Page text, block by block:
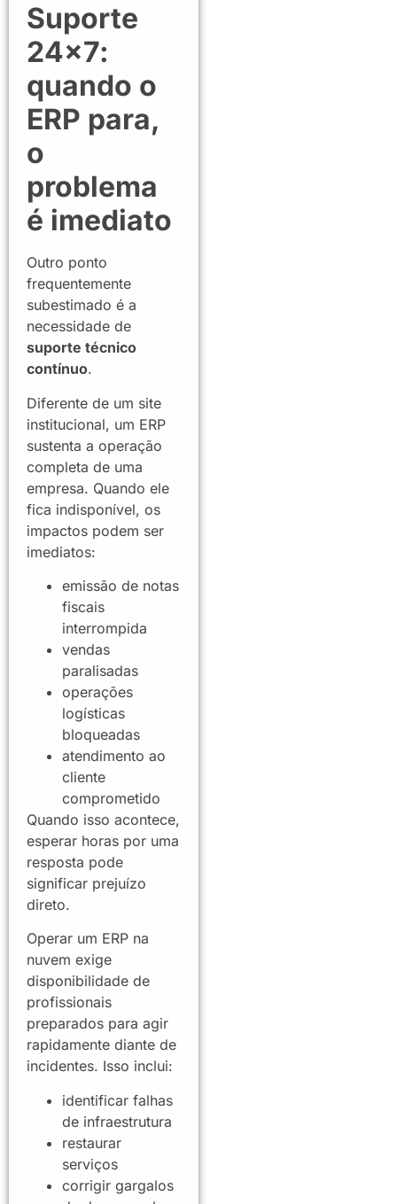
Suporte
24×7:
quando o
ERP para,
o
problema
é imediato
Outro ponto
frequentemente
subestimado é a
necessidade de
suporte técnico
contínuo.
Diferente de um site
institucional, um ERP
sustenta a operação
completa de uma
empresa. Quando ele
fica indisponível, os
impactos podem ser
imediatos:
emissão de notas
fiscais
interrompida
vendas
paralisadas
operações
logísticas
bloqueadas
atendimento ao
cliente
comprometido
Quando isso acontece,
esperar horas por uma
resposta pode
significar prejuízo
direto.
Operar um ERP na
nuvem exige
disponibilidade de
profissionais
preparados para agir
rapidamente diante de
incidentes. Isso inclui:
identificar falhas
de infraestrutura
restaurar
serviços
corrigir gargalos